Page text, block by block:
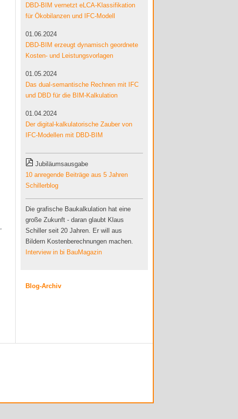
,
DBD-BIM vernetzt eLCA-Klassifikation
für Ökobilanzen und IFC-Modell
01.06.2024
DBD-BIM erzeugt dynamisch geordnete
Kosten- und Leistungsvorlagen
01.05.2024
Das dual-semantische Rechnen mit IFC
und DBD für die BIM-Kalkulation
01.04.2024
Der digital-kalkulatorische Zauber von
IFC-Modellen mit DBD-BIM
Jubiläumsausgabe
10 anregende Beiträge aus 5 Jahren
Schillerblog
Die grafische Baukalkulation hat eine
große Zukunft - daran glaubt Klaus
Schiller seit 20 Jahren. Er will aus
Bildern Kostenberechnungen machen.
Interview in bi BauMagazin
Blog-Archiv